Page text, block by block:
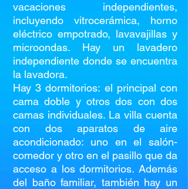
vacaciones independientes,
incluyendo vitrocerámica, horno
eléctrico empotrado, lavavajillas y
microondas. Hay un lavadero
independiente donde se encuentra
la lavadora.
Hay 3 dormitorios: el principal con
cama doble y otros dos con dos
camas individuales. La villa cuenta
con dos aparatos de aire
acondicionado: uno en el salón-
comedor y otro en el pasillo que da
acceso a los dormitorios. Además
del baño familiar, también hay un